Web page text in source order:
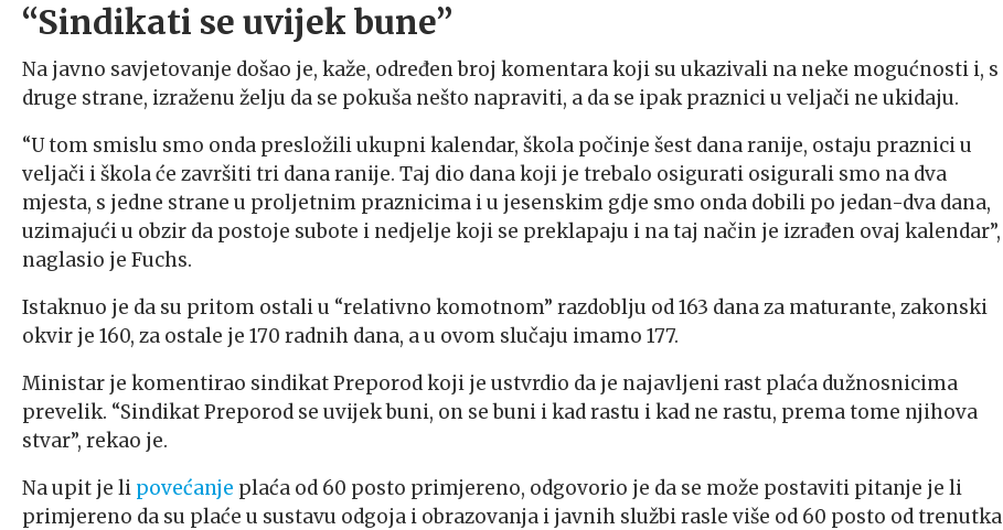
“Sindikati se uvijek bune”
Na javno savjetovanje došao je, kaže, određen broj komentara koji su ukazivali na neke mogućnosti i, s
druge strane, izraženu želju da se pokuša nešto napraviti, a da se ipak praznici u veljači ne ukidaju.
“U tom smislu smo onda presložili ukupni kalendar, škola počinje šest dana ranije, ostaju praznici u
veljači i škola će završiti tri dana ranije. Taj dio dana koji je trebalo osigurati osigurali smo na dva
mjesta, s jedne strane u proljetnim praznicima i u jesenskim gdje smo onda dobili po jedan-dva dana,
uzimajući u obzir da postoje subote i nedjelje koji se preklapaju i na taj način je izrađen ovaj kalendar”,
naglasio je Fuchs.
Istaknuo je da su pritom ostali u “relativno komotnom” razdoblju od 163 dana za maturante, zakonski
okvir je 160, za ostale je 170 radnih dana, a u ovom slučaju imamo 177.
Ministar je komentirao sindikat Preporod koji je ustvrdio da je najavljeni rast plaća dužnosnicima
prevelik. “Sindikat Preporod se uvijek buni, on se buni i kad rastu i kad ne rastu, prema tome njihova
stvar”, rekao je.
Na upit je li povećanje plaća od 60 posto primjereno, odgovorio je da se može postaviti pitanje je li
primjereno da su plaće u sustavu odgoja i obrazovanja i javnih službi rasle više od 60 posto od trenutka